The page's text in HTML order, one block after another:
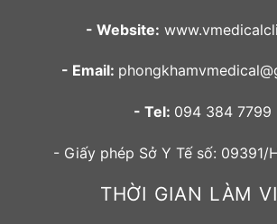
- Website:
- Email:
- Tel: 094 384 7799
- Giấy phép Sở Y Tế số: 09391/
THỜI GIAN LÀM